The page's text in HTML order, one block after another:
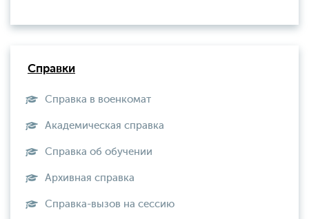
Справки
Справка в военкомат
Академическая справка
Справка об обучении
Архивная справка
Справка-вызов на сессию